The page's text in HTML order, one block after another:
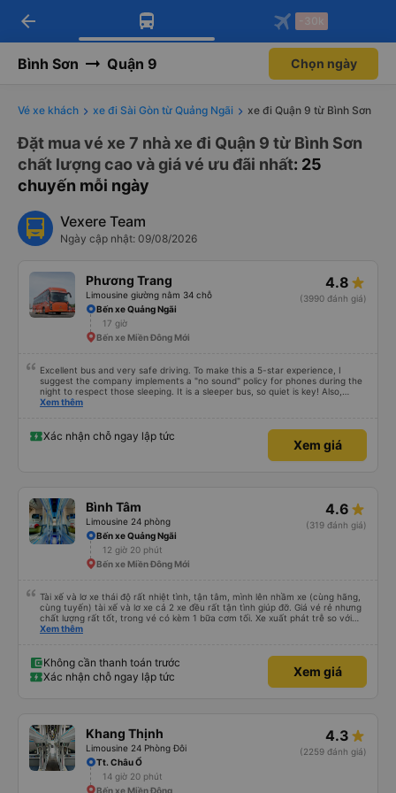
Tải app Vexere ngay!
Nhận ưu đãi thành viên độc
Mở app
Tải app Vexere
-30k/ghế khi đặt vé máy bay qua
Mở app
arrow_back -30k
Bình Sơn Quận 9 Chọn ngày
Vé xe khách xe đi Sài Gòn từ Quảng Ngãi xe đi Quận 9 từ Bình Sơn
Đặt mua vé xe 7 nhà xe đi Quận 9 từ Bình Sơn
chất lượng cao và giá vé ưu đãi nhất: 25
chuyến mỗi ngày
Vexere Team
Ngày cập nhật: 09/08/2026
Phương Trang
Limousine giường nằm 34 chỗ
4.8
(3990 đánh giá)
Bến xe Quảng Ngãi
17 giờ
Bến xe Miền Đông Mới
Excellent bus and very safe driving. To make this a 5-star experience, I
suggest the company implements a "no sound" policy for phones during the
night to respect those sleeping. It is a sleeper bus, so quiet is key! Also,
please display the Wi-Fi password clearly inside the cabin for convenience. I
quy định rõ ràng về việc giữ im lặng (tắt âm thanh điện thoại) vào ban đêm
để tránh làm phiền hành khách khác ngủ. Ngoài ra, nhà xe nên dán sẵn mật
khẩu Wi-Fi trong xe để hành khách dễ dàng sử dụng. Tôi vẫn sẽ tiếp tục ủng
Xem thêm
Xác nhận chỗ ngay lập tức
Xem giá
Bình Tâm
Limousine 24 phòng
4.6
(319 đánh giá)
Bến xe Quảng Ngãi
12 giờ 20 phút
Bến xe Miền Đông Mới
Tài xế và lơ xe thái độ rất nhiệt tình, tận tâm, mình lên nhầm xe (cùng hãng,
cùng tuyến) tài xế và lơ xe cả 2 xe đều rất tận tình giúp đỡ. Giá vé rẻ nhưng
chất lượng rất tốt, trong vé có kèm 1 bữa cơm tối. Xe xuất phát trễ so với
trên app 45p, nhưng do bão nên trời mưa rất to, có thể thông cảm được.
Xem thêm
Không cần thanh toán trước
Xác nhận chỗ ngay lập tức
Xem giá
Khang Thịnh
Limousine 24 Phòng Đôi
4.3
(2259 đánh giá)
Tt. Châu Ổ
14 giờ 20 phút
Bến xe Miền Đông